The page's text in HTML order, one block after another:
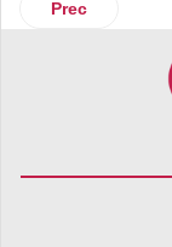
Articolo
Prec